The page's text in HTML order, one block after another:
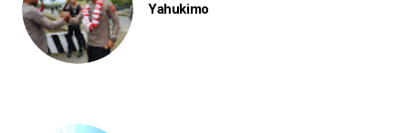
Yahukimo